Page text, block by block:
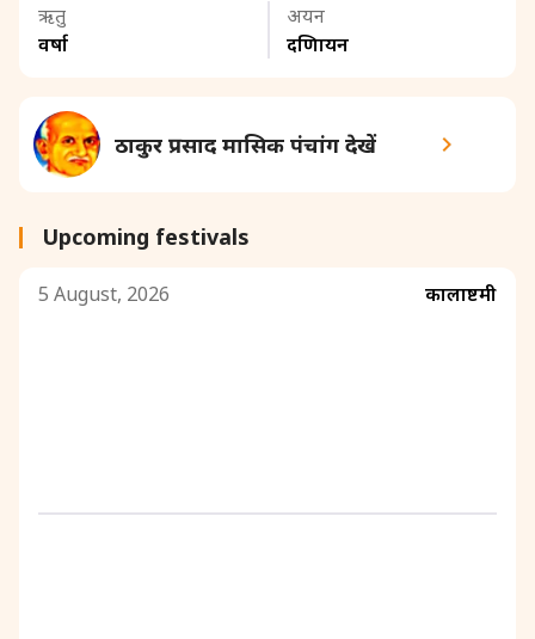
ऋतु
वर्षा
अयन
दक्षिणायन
ठाकुर प्रसाद मासिक पंचांग देखें
Upcoming festivals
5 August, 2026 कालाष्टमी